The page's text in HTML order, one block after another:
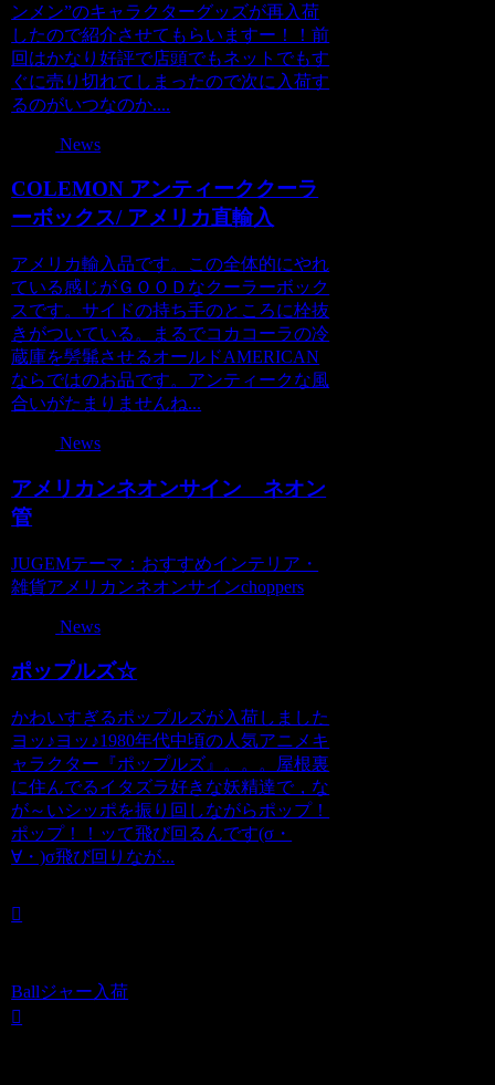
ンメン”のキャラクターグッズが再入荷
したので紹介させてもらいますー！！前
回はかなり好評で店頭でもネットでもす
ぐに売り切れてしまったので次に入荷す
るのがいつなのか....
News
COLEMON アンティーククーラ
ーボックス/ アメリカ直輸入
アメリカ輸入品です。この全体的にやれ
ている感じがＧＯＯＤなクーラーボック
スです。サイドの持ち手のところに栓抜
きがついている。まるでコカコーラの冷
蔵庫を髣髴させるオールドAMERICAN
ならではのお品です。アンティークな風
合いがたまりませんね...
News
アメリカンネオンサイン ネオン
管
JUGEMテーマ：おすすめインテリア・
雑貨アメリカンネオンサインchoppers
News
ポップルズ☆
かわいすぎるポップルズが入荷しました
ヨッ♪ヨッ♪1980年代中頃の人気アニメキ
ャラクター『ポップルズ』。。。屋根裏
に住んでるイタズラ好きな妖精達で，な
が～いシッポを振り回しながらポップ！
ポップ！！ッて飛び回るんです(σ・
∀・)σ飛び回りなが...
Ballジャー入荷